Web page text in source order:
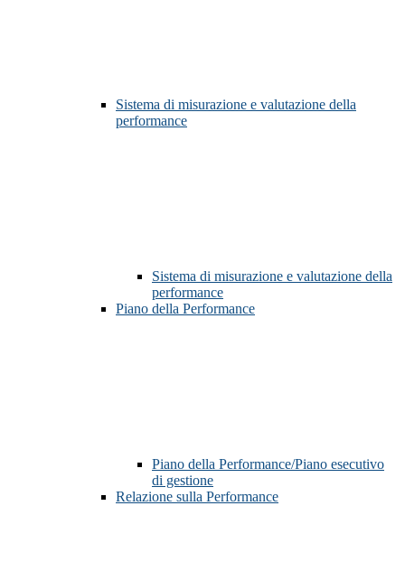
Sistema di misurazione e valutazione della
performance
Sistema di misurazione e valutazione della
performance
Piano della Performance
Piano della Performance/Piano esecutivo
di gestione
Relazione sulla Performance